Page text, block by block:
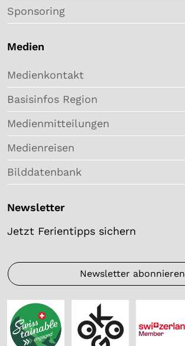
Sponsoring
Medien
Medienkontakt
Basisinfos Region
Medienmitteilungen
Medienreisen
Bilddatenbank
Newsletter
Jetzt Ferientipps sichern
Newsletter abonnieren